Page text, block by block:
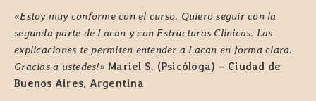
«Estoy muy conforme con el curso. Quiero seguir con la
segunda parte de Lacan y con Estructuras Clínicas. Las
explicaciones te permiten entender a Lacan en forma clara.
Gracias a ustedes!» Mariel S. (Psicóloga) – Ciudad de
Buenos Aires, Argentina